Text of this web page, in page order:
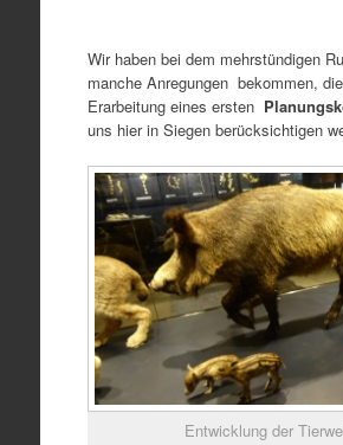
Wir haben bei dem mehrstündigen
manche Anregungen bekommen,
Erarbeitung eines ersten
uns hier in Siegen berücksichtigen
Entwicklung der